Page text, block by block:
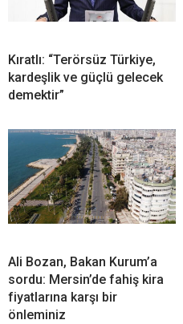
Kıratlı: “Terörsüz Türkiye,
kardeşlik ve güçlü gelecek
demektir”
Ali Bozan, Bakan Kurum’a
sordu: Mersin’de fahiş kira
fiyatlarına karşı bir
önleminiz